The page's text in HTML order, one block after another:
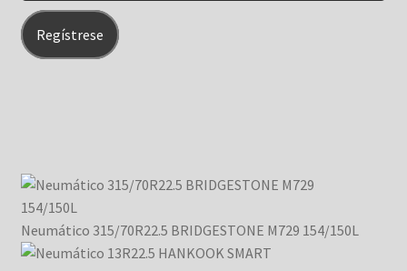
Regístrese
Neumático 315/70R22.5 BRIDGESTONE M729 154/150L